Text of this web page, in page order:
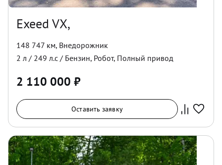
Exeed VX,
148 747 км, Внедорожник
2 л / 249 л.с / Бензин, Робот, Полный привод
2 110 000 ₽
Оставить заявку